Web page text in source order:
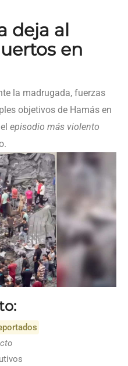
deja al
en
la madrugada, fuerzas
objetivos de Hamás en
episodio más violento